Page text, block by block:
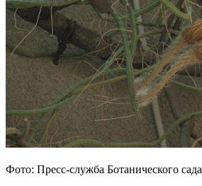
Фото: Пресс-служба Ботанического сада